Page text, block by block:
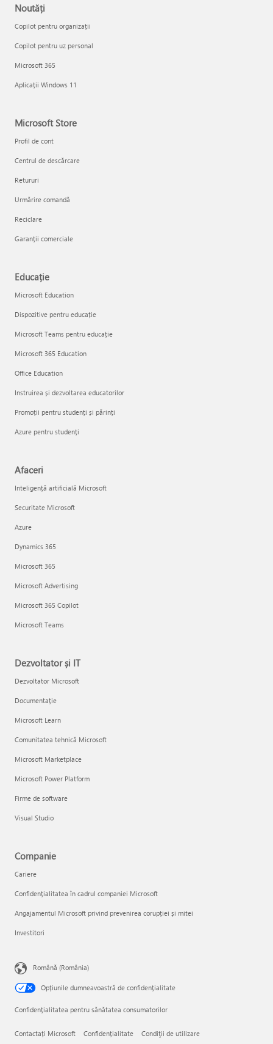
Noutăți
Copilot pentru organizații
Copilot pentru uz personal
Microsoft 365
Aplicații Windows 11
Microsoft Store
Profil de cont
Centrul de descărcare
Retururi
Urmărire comandă
Reciclare
Garanții comerciale
Educație
Microsoft Education
Dispozitive pentru educație
Microsoft Teams pentru educație
Microsoft 365 Education
Office Education
Instruirea și dezvoltarea educatorilor
Promoții pentru studenți și părinți
Azure pentru studenți
Afaceri
Inteligență artificială Microsoft
Securitate Microsoft
Azure
Dynamics 365
Microsoft 365
Microsoft Advertising
Microsoft 365 Copilot
Microsoft Teams
Dezvoltator și IT
Dezvoltator Microsoft
Documentație
Microsoft Learn
Comunitatea tehnică Microsoft
Microsoft Marketplace
Microsoft Power Platform
Firme de software
Visual Studio
Companie
Cariere
Confidențialitatea în cadrul companiei Microsoft
Angajamentul Microsoft privind prevenirea corupției și mitei
Investitori
Română (România)
Opțiunile dumneavoastră de confidențialitate
Confidențialitatea pentru sănătatea consumatorilor
Contactați Microsoft Confidențialitate Condiţii de utilizare